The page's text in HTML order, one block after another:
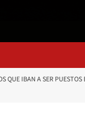
QUE IBAN A SER